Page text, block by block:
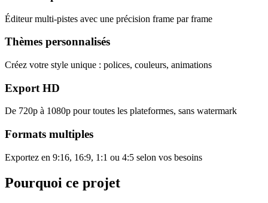
Éditeur multi-pistes avec une précision frame par frame
Thèmes personnalisés
Créez votre style unique : polices, couleurs, animations
Export HD
De 720p à 1080p pour toutes les plateformes, sans watermark
Formats multiples
Exportez en 9:16, 16:9, 1:1 ou 4:5 selon vos besoins
Pourquoi ce projet